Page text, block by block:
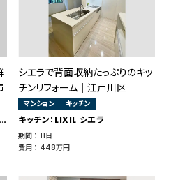
キッチン：タカラスタンダード レミュー
シエラで背面収納たっぷりのキッ
チンリフォーム｜江戸川区
マンション キッチン
キッチン：LIXIL シエラ
期間 ： 11日
費用 ： 448万円